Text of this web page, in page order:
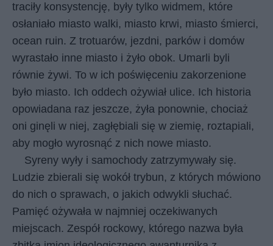
traciły konsystencję, były tylko widmem, które
osłaniało miasto walki, miasto krwi, miasto śmierci,
ocean ruin. Z trotuarów, jezdni, parków i domów
wyrastało inne miasto i żyło obok. Umarli byli
równie żywi. To w ich poświęceniu zakorzenione
było miasto. Ich oddech ożywiał ulice. Ich historia
opowiadana raz jeszcze, żyła ponownie, chociaż
oni ginęli w niej, zagłębiali się w ziemię, roztapiali,
aby mogło wyrosnąć z nich nowe miasto.
Syreny wyły i samochody zatrzymywały się.
Ludzie zbierali się wokół trybun, z których mówiono
do nich o sprawach, o jakich odwykli słuchać.
Pamięć ożywała w najmniej oczekiwanych
miejscach. Zespół rockowy, którego nazwa była